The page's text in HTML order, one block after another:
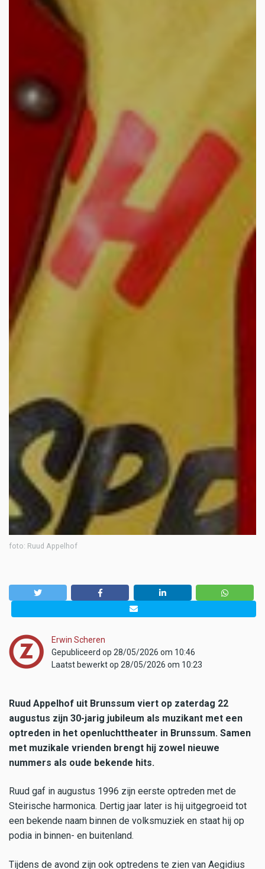
foto: Ruud Appelhof
Erwin Scheren
Gepubliceerd op 28/05/2026 om 10:46
Laatst bewerkt op 28/05/2026 om 10:23
Ruud Appelhof uit Brunssum viert op zaterdag 22
augustus zijn 30-jarig jubileum als muzikant met een
optreden in het openluchttheater in Brunssum. Samen
met muzikale vrienden brengt hij zowel nieuwe
nummers als oude bekende hits.
Ruud gaf in augustus 1996 zijn eerste optreden met de
Steirische harmonica. Dertig jaar later is hij uitgegroeid tot
een bekende naam binnen de volksmuziek en staat hij op
podia in binnen- en buitenland.
Tijdens de avond zijn ook optredens te zien van Aegidius